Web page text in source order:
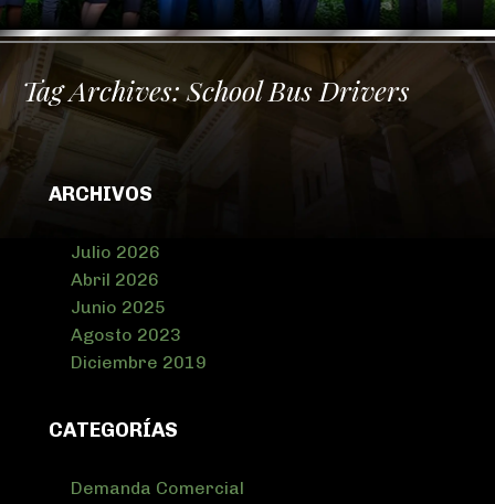
Tag Archives: School Bus Drivers
ARCHIVOS
Julio 2026
Abril 2026
Junio 2025
Agosto 2023
Diciembre 2019
CATEGORÍAS
Demanda Comercial